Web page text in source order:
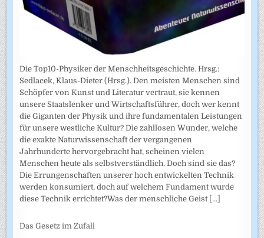
Die Top10-Physiker der Menschheitsgeschichte. Hrsg.:
Sedlacek, Klaus-Dieter (Hrsg.). Den meisten Menschen sind
Schöpfer von Kunst und Literatur vertraut, sie kennen
unsere Staatslenker und Wirtschaftsführer, doch wer kennt
die Giganten der Physik und ihre fundamentalen Leistungen
für unsere westliche Kultur? Die zahllosen Wunder, welche
die exakte Naturwissenschaft der vergangenen
Jahrhunderte hervorgebracht hat, scheinen vielen
Menschen heute als selbstverständlich. Doch sind sie das?
Die Errungenschaften unserer hoch entwickelten Technik
werden konsumiert, doch auf welchem Fundament wurde
diese Technik errichtet?Was der menschliche Geist [...]
Das Gesetz im Zufall